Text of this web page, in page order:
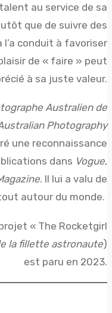
au service de sa
que de suivre des
l’a conduit à favoriser
de « faire » peut
à sa juste valeur.
Australien de
Photography
une reconnaissance
dans Vogue,
. Il lui a valu de
autour du monde.
« The Rocketgirl
la fillette astronaute)
est paru en 2023.